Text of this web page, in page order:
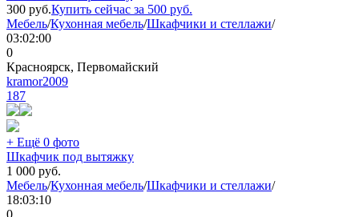
300 руб.Купить сейчас за 500 руб.
Мебель/Кухонная мебель/Шкафчики и стеллажи/
03:02:00
0
Красноярск, Первомайский
kramor2009
187
+ Ещё 0 фото
Шкафчик под вытяжку
1 000 руб.
Мебель/Кухонная мебель/Шкафчики и стеллажи/
18:03:10
0